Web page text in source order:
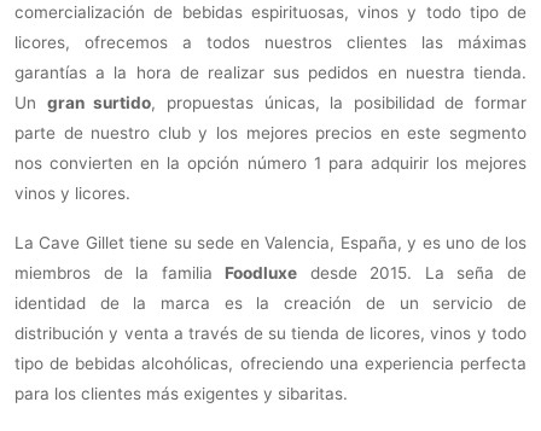
comercialización de bebidas espirituosas, vinos y todo tipo de
licores, ofrecemos a todos nuestros clientes las máximas
garantías a la hora de realizar sus pedidos en nuestra tienda.
Un gran surtido, propuestas únicas, la posibilidad de formar
parte de nuestro club y los mejores precios en este segmento
nos convierten en la opción número 1 para adquirir los mejores
vinos y licores.
La Cave Gillet tiene su sede en Valencia, España, y es uno de los
miembros de la familiaFoodluxe desde 2015. La seña de
identidad de la marca es la creación de un servicio de
distribución y venta a través de su tienda de licores, vinos y todo
tipo de bebidas alcohólicas, ofreciendo una experiencia perfecta
para los clientes más exigentes y sibaritas.